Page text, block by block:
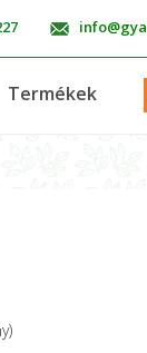
Termékek